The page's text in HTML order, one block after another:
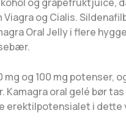
og Cialis.
Oral Jelly i flere
mg og 100 mg
oral gelé bør
erektilpotensialet i dette